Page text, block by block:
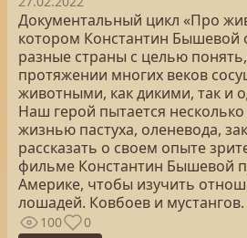
Документальный цикл «Про
котором Константин Бышевой
разные страны с целью
протяжении многих веков
животными, как дикими, так и
Наш герой пытается
жизнью пастуха, оленевода,
рассказать о своем опыте
фильме Константин Бышевой
Америке, чтобы изучить
лошадей. Ковбоев и мустангов.
100 0